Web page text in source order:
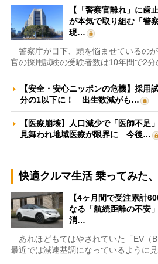
【「警察官離れ」に歯
が本気で取り組む「警
現…
警察庁が目下、頭を悩ませているの
官の採用試験の受験者数は10年間で2分
【安全・安心ニッポンの危機】採用
分の1以下に！ 出生数減がも…
【医療崩壊】人口減少で「医師不足
見舞われ地域医療が限界に 今後…
快適クルマ生活 乗ってみた
【4ヶ月間で受注累計
なる「航続距離の不安
消…
あれほどもてはやされていた「EV（
最近では減速基調になっているように